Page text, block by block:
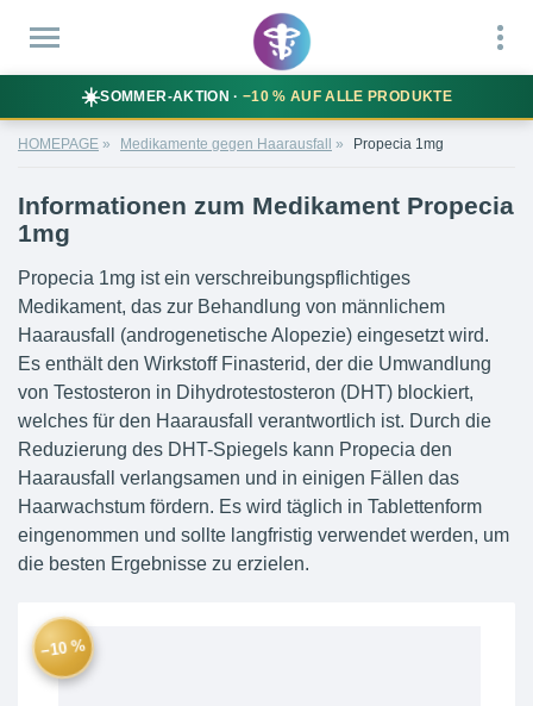
☀️SOMMER-AKTION · −10 % AUF ALLE PRODUKTE
HOMEPAGE Medikamente gegen Haarausfall Propecia 1mg
Informationen zum Medikament Propecia
1mg
Propecia 1mg ist ein verschreibungspflichtiges
Medikament, das zur Behandlung von männlichem
Haarausfall (androgenetische Alopezie) eingesetzt wird.
Es enthält den Wirkstoff Finasterid, der die Umwandlung
von Testosteron in Dihydrotestosteron (DHT) blockiert,
welches für den Haarausfall verantwortlich ist. Durch die
Reduzierung des DHT-Spiegels kann Propecia den
Haarausfall verlangsamen und in einigen Fällen das
Haarwachstum fördern. Es wird täglich in Tablettenform
eingenommen und sollte langfristig verwendet werden, um
die besten Ergebnisse zu erzielen.
−10 %